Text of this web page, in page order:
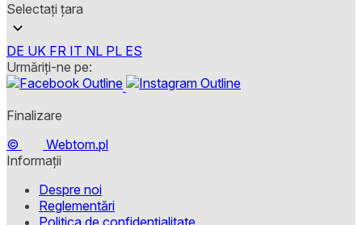
Selectați țara
DE UK FR IT NL PL ES
Urmăriți-ne pe:
Finalizare
©
Webtom.pl
Informații
Despre noi
Reglementări